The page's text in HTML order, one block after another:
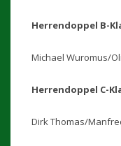
Herrendoppel B-
Michael Wuromus/
Herrendoppel C-
Dirk Thomas/